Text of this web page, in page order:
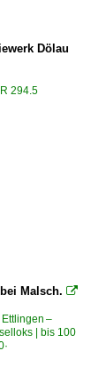
Dölau
294.5
Malsch. 
–
| bis 100